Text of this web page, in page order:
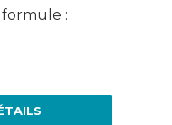
formule :